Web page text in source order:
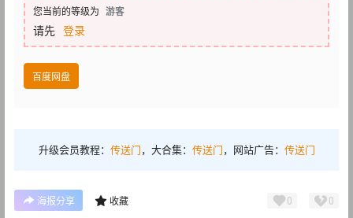
您当前的等级为 游客
请先 登录
百度网盘
升级会员教程： 传送门，大合集： 传送门，网站广告： 传送门
海报分享 收藏 0 0